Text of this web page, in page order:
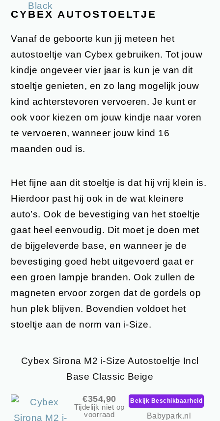
CYBEX AUTOSTOELTJE
Vanaf de geboorte kun jij meteen het
autostoeltje van Cybex gebruiken. Tot jouw
kindje ongeveer vier jaar is kun je van dit
stoeltje genieten, en zo lang mogelijk jouw
kind achterstevoren vervoeren. Je kunt er
ook voor kiezen om jouw kindje naar voren
te vervoeren, wanneer jouw kind 16
maanden oud is.
Het fijne aan dit stoeltje is dat hij vrij klein is.
Hierdoor past hij ook in de wat kleinere
auto’s. Ook de bevestiging van het stoeltje
gaat heel eenvoudig. Dit moet je doen met
de bijgeleverde base, en wanneer je de
bevestiging goed hebt uitgevoerd gaat er
een groen lampje branden. Ook zullen de
magneten ervoor zorgen dat de gordels op
hun plek blijven. Bovendien voldoet het
stoeltje aan de norm van i-Size.
Cybex Sirona M2 i-Size Autostoeltje Incl
Base Classic Beige
€354,90
Tijdelijk niet op
voorraad
Bekijk Beschikbaarheid
Babypark.nl